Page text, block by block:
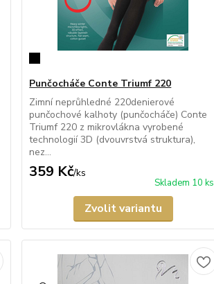
Punčocháče Conte Triumf 220
Zimní neprůhledné 220denierové
punčochové kalhoty (punčocháče) Conte
Triumf 220 z mikrovlákna vyrobené
technologií 3D (dvouvrstvá struktura),
nez...
359 Kč/ks
Skladem 10 ks
Zvolit variantu